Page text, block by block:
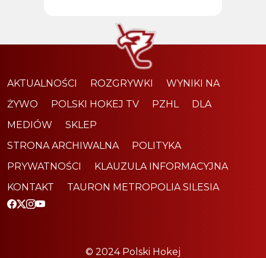
AKTUALNOŚCI ROZGRYWKI
WYNIKI NA
ŻYWO
POLSKI HOKEJ TV PZHL
DLA
MEDIÓW
SKLEP
STRONA ARCHIWALNA
POLITYKA
PRYWATNOŚCI
KLAUZULA INFORMACYJNA
KONTAKT
TAURON METROPOLIA SILESIA
© 2024 Polski Hokej